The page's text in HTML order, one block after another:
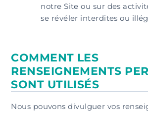
notre Site ou sur des
se révéler interdites ou
COMMENT LES
RENSEIGNEMENTS
SONT UTILISÉS
Nous pouvons divulguer vos